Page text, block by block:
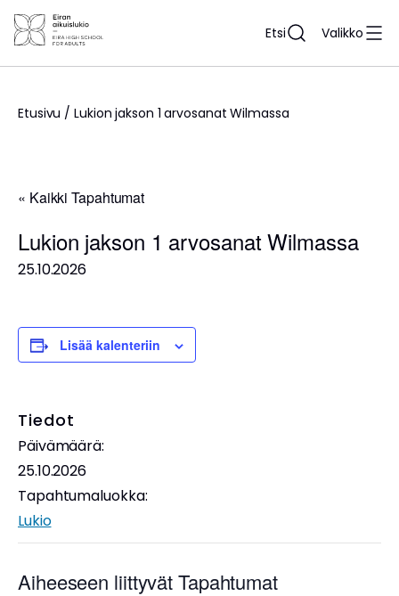
Siirry
sisältöön
Etsi Valikko
Etusivu / Lukion jakson 1 arvosanat Wilmassa
« Kaikki Tapahtumat
Lukion jakson 1 arvosanat Wilmassa
25.10.2026
Lisää kalenteriin
Tiedot
Päivämäärä:
25.10.2026
Tapahtumaluokka:
Lukio
Aiheeseen liittyvät Tapahtumat